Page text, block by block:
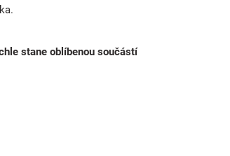
stane oblíbenou součástí